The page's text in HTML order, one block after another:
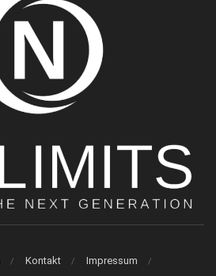
Kontakt
Impressum